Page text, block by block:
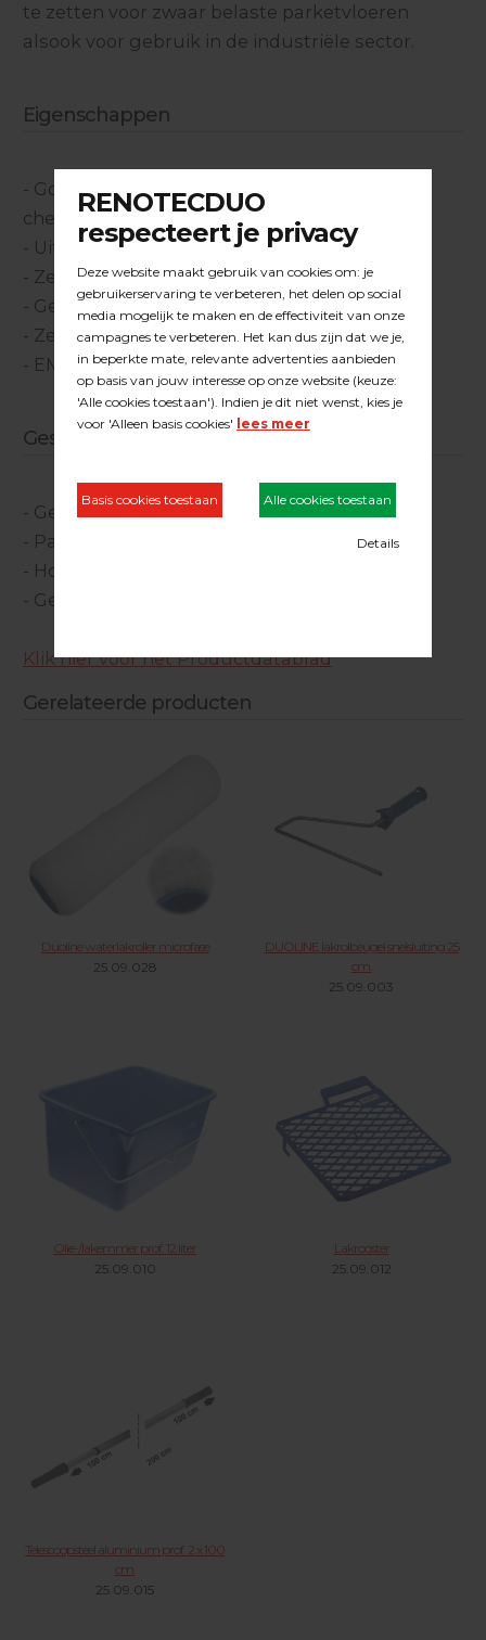
te zetten voor zwaar belaste parketvloeren
alsook voor gebruik in de industriële sector.
Eigenschappen
- Goed bestand tegen mechanische- en
chemische belasting
- Uitstekend vulvermogen
- Zeer snel drogend
- Gemakkelijk en aanzetvrij te verwerken
- Zeer slijtvast
- EMICODE EC 1 PLUS / Zeer emissiearm
Geschikt voor:
- Geschuurde parketvloeren
- Parket op vloerverwarming
- Houten elementen bij binnen timmerwerk
- Geschuurde massief houten meubels
Klik hier voor het Productdatablad
Gerelateerde producten
Duoline waterlakroller microfase
25.09.028
DUOLINE lakrolbeugel snelsluiting 25
cm.
25.09.003
Olie-/lakemmer prof. 12 liter
25.09.010
Lakrooster
25.09.012
Telescoopsteel aluminium prof. 2 x 100
cm.
25.09.015